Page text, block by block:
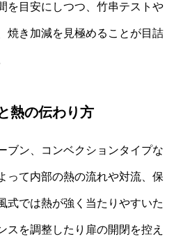
を目安にしつつ、竹串テストや
焼き加減を見極めることが目詰
熱の伝わり方
ブン、コンベクションタイプな
って内部の熱の流れや対流、保
式では熱が強く当たりやすいた
スを調整したり扉の開閉を控え